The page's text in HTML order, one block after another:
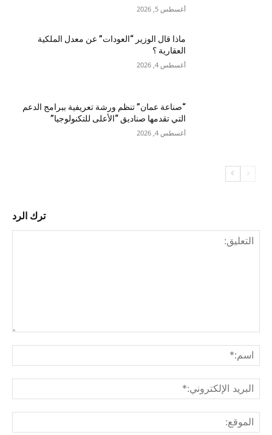
أغسطس 5, 2026
ماذا قال الوزير “العودات” عن معدل الملكية
العقارية ؟
أغسطس 4, 2026
“صناعة عمان” تنظم ورشة تعريفية ببرامج الدعم
التي تقدمها صناديق “الأعلى للتكنولوجيا”
أغسطس 4, 2026
ترك الرد